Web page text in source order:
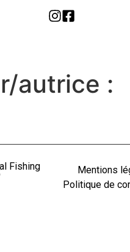
autrice :
Fishing Mentions
Politique de